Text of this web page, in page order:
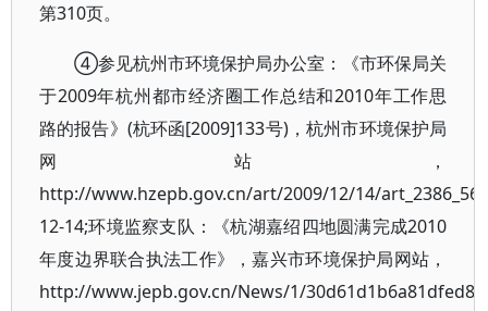
第310页。
④参见杭州市环境保护局办公室：《市环保局关
于2009年杭州都市经济圈工作总结和2010年工作思
路的报告》(杭环函[2009]133号)，杭州市环境保护局
网站，
http://www.hzepb.gov.cn/art/2009/12/14/
12-14;环境监察支队：《杭湖嘉绍四地圆满完成2010
年度边界联合执法工作》，嘉兴市环境保护局网站，
http://www.jepb.gov.cn/News/1/